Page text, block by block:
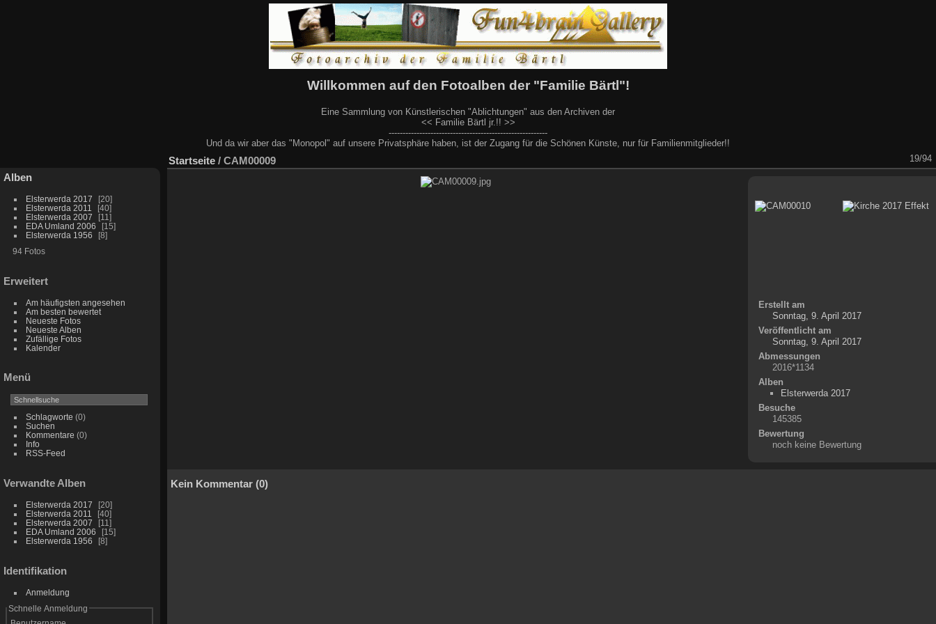
Willkommen auf den Fotoalben der "Familie Bärtl"!
Eine Sammlung von Künstlerischen "Ablichtungen" aus den Archiven der
<< Familie Bärtl jr.!! >>
---------------------------------------------------------
Und da wir aber das "Monopol" auf unsere Privatsphäre haben, ist der Zugang für die Schönen Künste, nur für Familienmitglieder!!
Alben
Elsterwerda 2017
20
Elsterwerda 2011
40
Elsterwerda 2007
11
EDA Umland 2006
15
Elsterwerda 1956
8
94 Fotos
Erweitert
Am häufigsten angesehen
Am besten bewertet
Neueste Fotos
Neueste Alben
Zufällige Fotos
Kalender
Menü
Schlagworte (0)
Suchen
Kommentare (0)
Info
RSS-Feed
Verwandte Alben
Elsterwerda 2017
20
Elsterwerda 2011
40
Elsterwerda 2007
11
EDA Umland 2006
15
Elsterwerda 1956
8
Identifikation
Anmeldung
Schnelle Anmeldung
Startseite / CAM00009 19/94
Erstellt am
Sonntag, 9. April 2017
Veröffentlicht am
Sonntag, 9. April 2017
Abmessungen
2016*1134
Alben
Elsterwerda 2017
Besuche
145385
Bewertung
noch keine Bewertung
Kein Kommentar (0)